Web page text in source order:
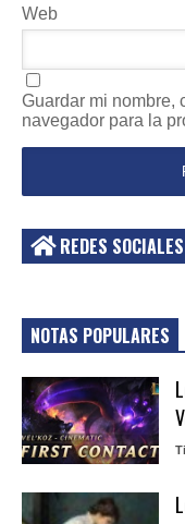
Web
Guardar mi nombre,
navegador para la
REDES SOCIALES
NOTAS POPULARES